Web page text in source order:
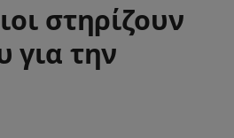
στηρίζουν
για την